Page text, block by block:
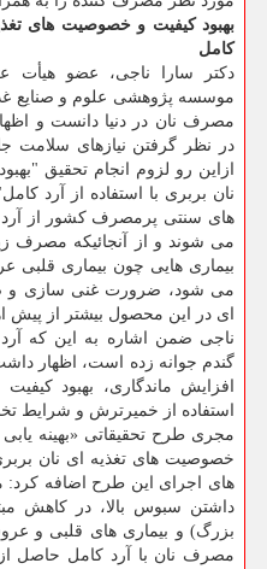
بهبود کیفیت و خصوصیت های
کامل
دکتر سارا ناجی، عضو هیأت
موسسه پژوهشی علوم و صنایع
مصرف نان در دنیا دانست و
در نظر گرفتن نیازهای سلامت
ازاین رو لزوم انجام تحقیق
نان بربری با استفاده از آرد
های سنتی پرمصرف کشور از آرد
می شوند و از آنجائیکه مصرف
بیماری هایی چون بیماری قلبی
می شود، ضرورت غنی سازی و
ای در این محصول بیشتر از پیش
ناجی ضمن اشاره به این که
گندم جوانه زده است، اظهار
افزایش ماندگاری، بهبود
استفاده از خمیرترش و شرایط
مجری طرح تحقیقاتی «بهینه
خصوصیت های تغذیه ‏ای نان
های اجرای این طرح اضافه کرد:
داشتن سبوس بالا، در کاهش
بزرگ) و بیماری های قلبی و
مصرف نان با آرد کامل حاصل